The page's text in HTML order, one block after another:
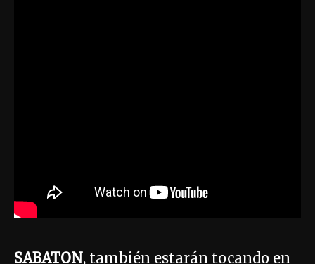
SABATON, también estarán tocando en